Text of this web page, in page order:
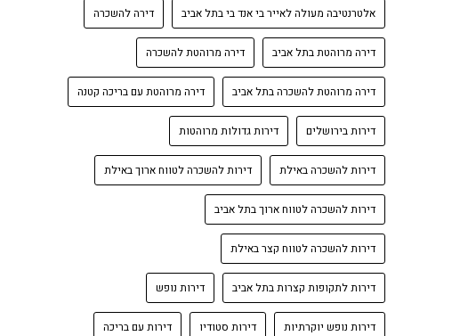
אלטרנטיבה מעולה לאייר בי אנד בי בתל אביב דירה להשכרה
דירה מרוהטת בתל אביב דירה מרוהטת להשכרה
דירה מרוהטת להשכרה בתל אביב דירה מרוהטת עם בריכה קטנה
דירות בירושלים דירות גדולות מרוהטות
דירות להשכרה באילת דירות להשכרה לטווח ארוך באילת
דירות להשכרה לטווח ארוך בתל אביב
דירות להשכרה לטווח קצר באילת
דירות לתקופות קצרות בתל אביב דירות נופש
דירות נופש יוקרתיות דירות סטודיו דירות עם בריכה